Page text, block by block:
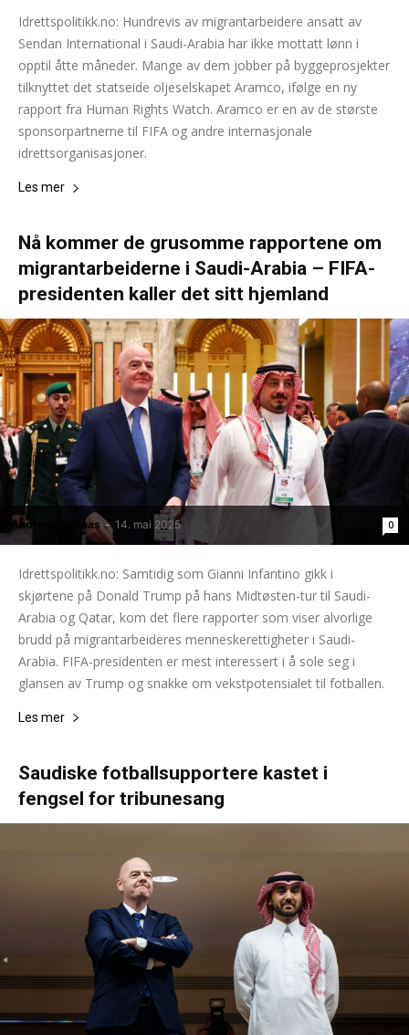
Idrettspolitikk.no: Hundrevis av migrantarbeidere ansatt av
Sendan International i Saudi-Arabia har ikke mottatt lønn i
opptil åtte måneder. Mange av dem jobber på byggeprosjekter
tilknyttet det statseide oljeselskapet Aramco, ifølge en ny
rapport fra Human Rights Watch. Aramco er en av de største
sponsorpartnerne til FIFA og andre internasjonale
idrettsorganisasjoner.
Les mer
Nå kommer de grusomme rapportene om
migrantarbeiderne i Saudi-Arabia – FIFA-
presidenten kaller det sitt hjemland
Andreas Selliaas - 14. mai 2025 0
Idrettspolitikk.no: Samtidig som Gianni Infantino gikk i
skjørtene på Donald Trump på hans Midtøsten-tur til Saudi-
Arabia og Qatar, kom det flere rapporter som viser alvorlige
brudd på migrantarbeideres menneskerettigheter i Saudi-
Arabia. FIFA-presidenten er mest interessert i å sole seg i
glansen av Trump og snakke om vekstpotensialet til fotballen.
Les mer
Saudiske fotballsupportere kastet i
fengsel for tribunesang